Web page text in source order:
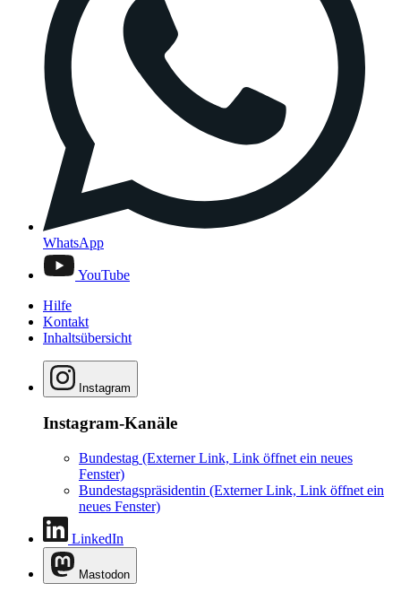
WhatsApp
YouTube
Hilfe
Kontakt
Inhaltsübersicht
Instagram
Instagram-Kanäle
Bundestag (Externer Link, Link öffnet ein neues
Fenster)
Bundestagspräsidentin (Externer Link, Link öffnet ein
neues Fenster)
LinkedIn
Mastodon